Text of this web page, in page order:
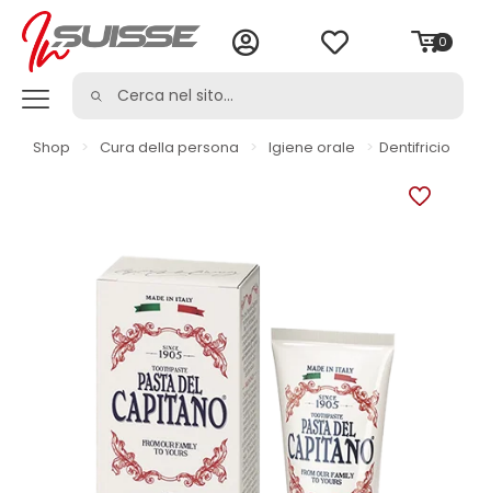
0
Shop > Cura della persona > Igiene orale > Dentifricio